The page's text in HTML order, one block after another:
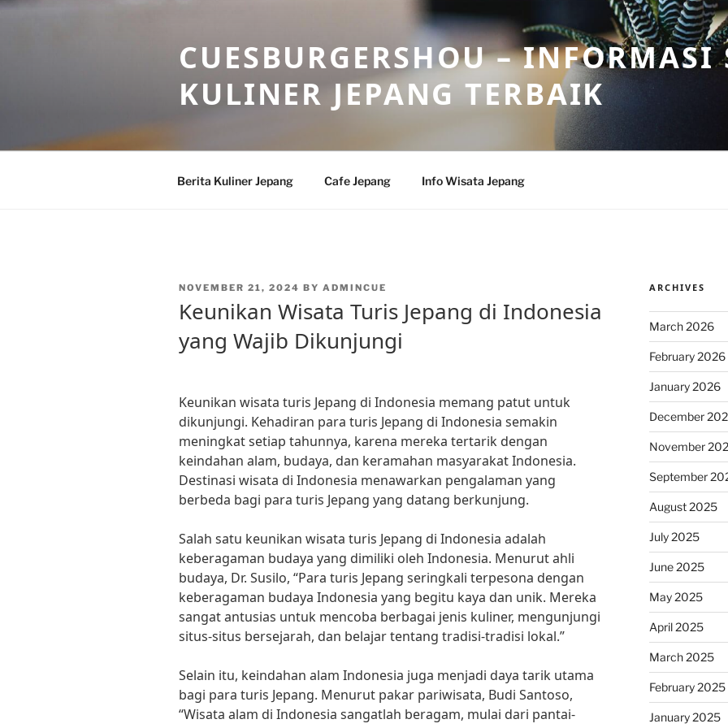
Skip
CUESBURGERSHOU – INFORMASI
KULINER JEPANG TERBAIK
Berita Kuliner Jepang Cafe Jepang Info Wisata Jepang
POSTED
NOVEMBER 21, 2024 BY ADMINCUE
Keunikan Wisata Turis Jepang di Indonesia
yang Wajib Dikunjungi
Keunikan wisata turis Jepang di Indonesia memang patut untuk
dikunjungi. Kehadiran para turis Jepang di Indonesia semakin
meningkat setiap tahunnya, karena mereka tertarik dengan
keindahan alam, budaya, dan keramahan masyarakat Indonesia.
Destinasi wisata di Indonesia menawarkan pengalaman yang
berbeda bagi para turis Jepang yang datang berkunjung.
Salah satu keunikan wisata turis Jepang di Indonesia adalah
keberagaman budaya yang dimiliki oleh Indonesia. Menurut ahli
budaya, Dr. Susilo, “Para turis Jepang seringkali terpesona dengan
keberagaman budaya Indonesia yang begitu kaya dan unik. Mereka
sangat antusias untuk mencoba berbagai jenis kuliner, mengunjungi
situs-situs bersejarah, dan belajar tentang tradisi-tradisi lokal.”
Selain itu, keindahan alam Indonesia juga menjadi daya tarik utama
bagi para turis Jepang. Menurut pakar pariwisata, Budi Santoso,
“Wisata alam di Indonesia sangatlah beragam, mulai dari pantai-
ARCHIVES
March 2026
February 2026
January 2026
December
November
September
August 2025
July 2025
June 2025
May 2025
April 2025
March 2025
February 2025
January 2025